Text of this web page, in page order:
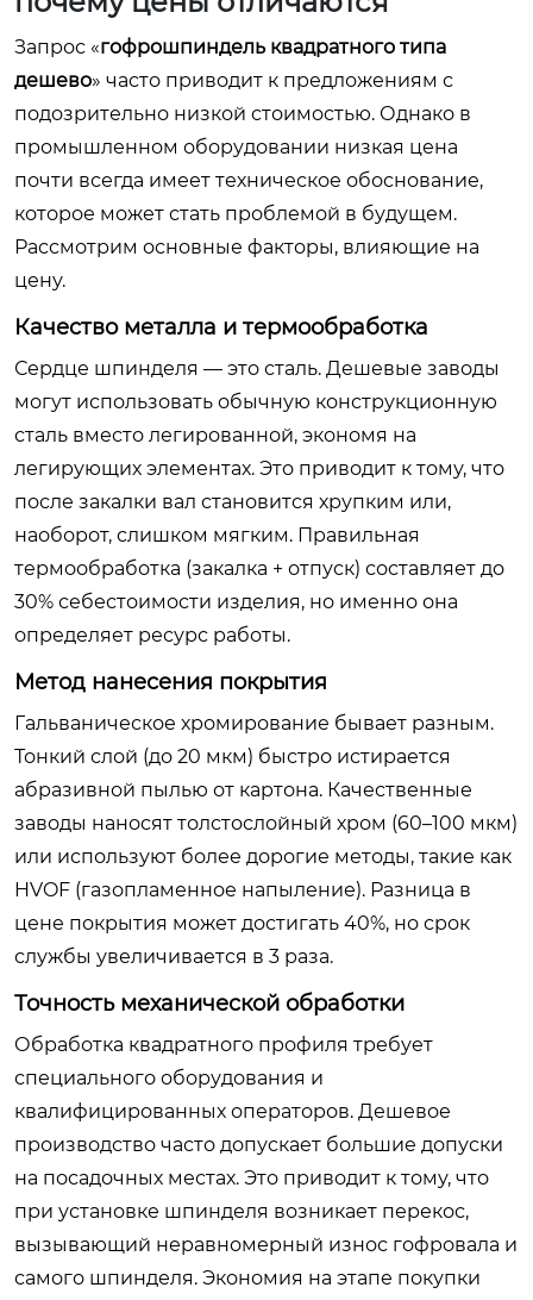
Запрос «гофрошпиндель квадратного типа
дешево» часто приводит к предложениям с
подозрительно низкой стоимостью. Однако в
промышленном оборудовании низкая цена
почти всегда имеет техническое обоснование,
которое может стать проблемой в будущем.
Рассмотрим основные факторы, влияющие на
цену.
Качество металла и термообработка
Сердце шпинделя — это сталь. Дешевые заводы
могут использовать обычную конструкционную
сталь вместо легированной, экономя на
легирующих элементах. Это приводит к тому, что
после закалки вал становится хрупким или,
наоборот, слишком мягким. Правильная
термообработка (закалка + отпуск) составляет до
30% себестоимости изделия, но именно она
определяет ресурс работы.
Метод нанесения покрытия
Гальваническое хромирование бывает разным.
Тонкий слой (до 20 мкм) быстро истирается
абразивной пылью от картона. Качественные
заводы наносят толстослойный хром (60–100 мкм)
или используют более дорогие методы, такие как
HVOF (газопламенное напыление). Разница в
цене покрытия может достигать 40%, но срок
службы увеличивается в 3 раза.
Точность механической обработки
Обработка квадратного профиля требует
специального оборудования и
квалифицированных операторов. Дешевое
производство часто допускает большие допуски
на посадочных местах. Это приводит к тому, что
при установке шпинделя возникает перекос,
вызывающий неравномерный износ гофровала и
самого шпинделя. Экономия на этапе покупки